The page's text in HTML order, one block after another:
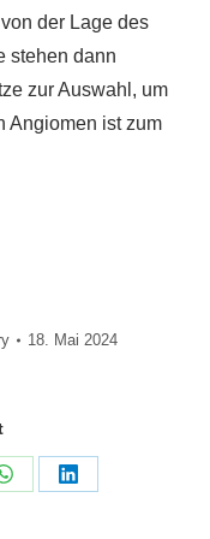
der Lage des
stehen dann
zur Auswahl, um
Angiomen ist zum
18. Mai 2024
Share
Share